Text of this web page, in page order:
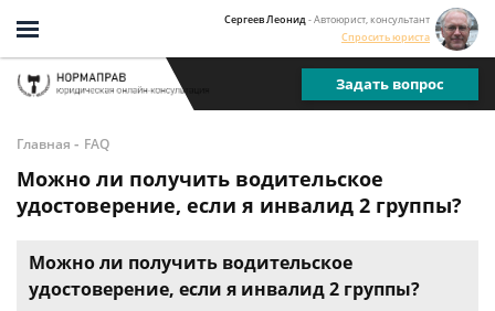
Сергеев Леонид - Автоюрист, консультант
Спросить юриста
Задать вопрос
Главная - FAQ
Можно ли получить водительское
удостоверение, если я инвалид 2 группы?
Можно ли получить водительское
удостоверение, если я инвалид 2 группы?